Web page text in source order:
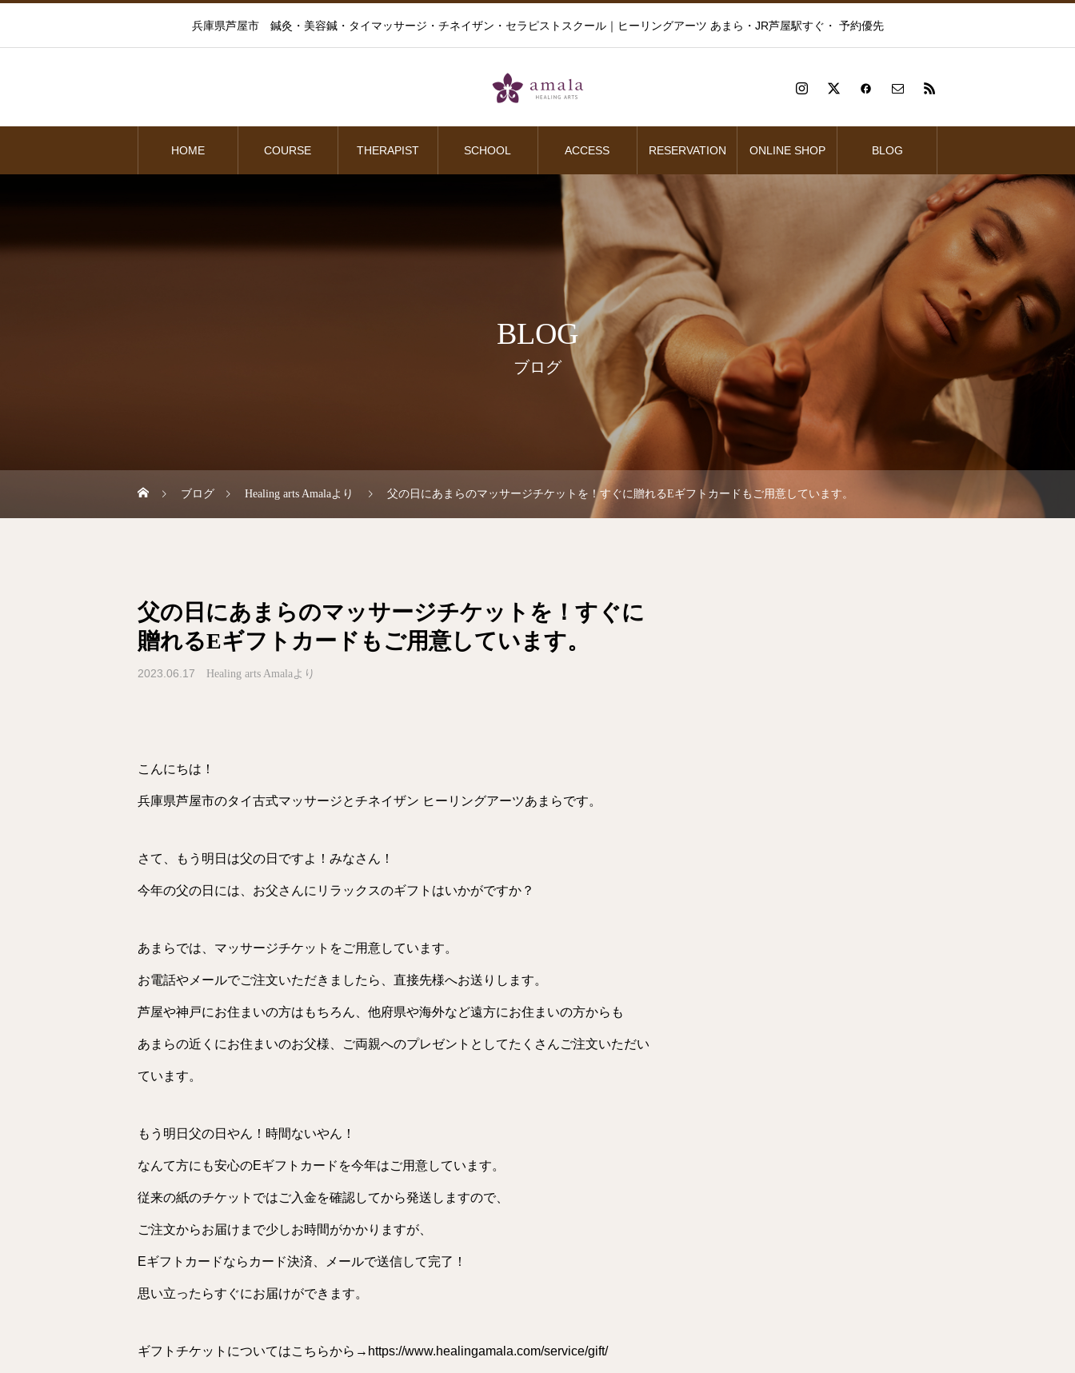
兵庫県芦屋市 鍼灸・美容鍼・タイマッサージ・チネイザン・セラピストスクール｜ヒーリングアーツ あまら・JR芦屋駅すぐ・ 予約優先
HOME COURSE THERAPIST SCHOOL ACCESS RESERVATION ONLINE SHOP BLOG
BLOG
ブログ
ブログ Healing arts Amalaより 父の日にあまらのマッサージチケットを！すぐに贈れるEギフトカードもご用意しています。
父の日にあまらのマッサージチケットを！すぐに
贈れるEギフトカードもご用意しています。
2023.06.17 Healing arts Amalaより
こんにちは！
兵庫県芦屋市のタイ古式マッサージとチネイザン ヒーリングアーツあまらです。
さて、もう明日は父の日ですよ！みなさん！
今年の父の日には、お父さんにリラックスのギフトはいかがですか？
あまらでは、マッサージチケットをご用意しています。
お電話やメールでご注文いただきましたら、直接先様へお送りします。
芦屋や神戸にお住まいの方はもちろん、他府県や海外など遠方にお住まいの方からも
あまらの近くにお住まいのお父様、ご両親へのプレゼントとしてたくさんご注文いただい
ています。
もう明日父の日やん！時間ないやん！
なんて方にも安心のEギフトカードを今年はご用意しています。
従来の紙のチケットではご入金を確認してから発送しますので、
ご注文からお届けまで少しお時間がかかりますが、
Eギフトカードならカード決済、メールで送信して完了！
思い立ったらすぐにお届けができます。
ギフトチケットについてはこちらから→ https://www.healingamala.com/service/gift/